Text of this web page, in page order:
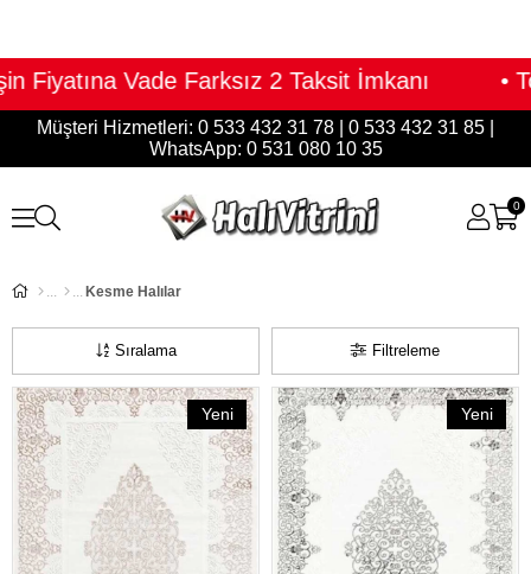
2 Taksit İmkanı • Toptan
Müşteri Hizmetleri: 0 533 432 31 78 | 0 533 432 31 85 |
WhatsApp: 0 531 080 10 35
0
Kesme Halılar
Filtreleme
Sıralama
Yeni
Ürün
Yeni
Ürün